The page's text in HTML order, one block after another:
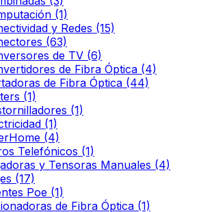
(1)
y Redes (15)
(63)
de TV (6)
de Fibra Óptica (4)
de Fibra Óptica (44)
(1)
(1)
(1)
(4)
Telefónicos (1)
y Tensoras Manuales (4)
(17)
Poe (1)
de Fibra Óptica (1)